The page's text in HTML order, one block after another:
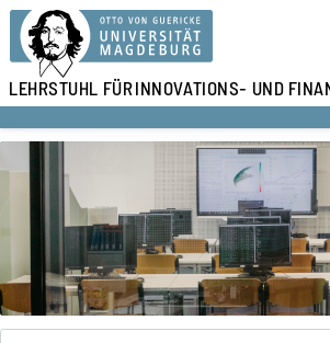
LEHRSTUHL FÜRINNOVATIONS- UND